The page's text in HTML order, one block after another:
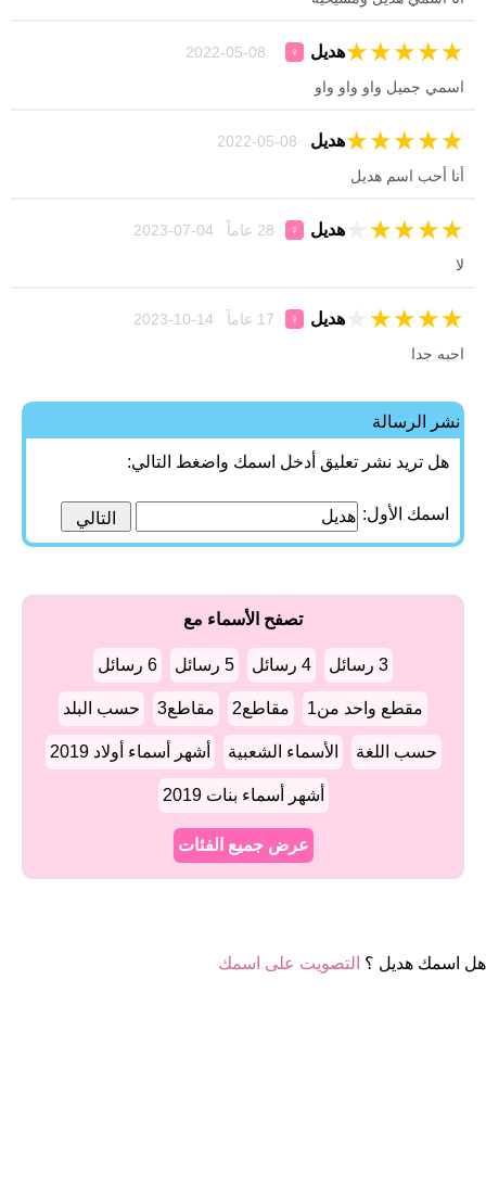
هديل ♀ ★
★
★
★
★
اسمي جميل واو واو واو
هديل ★
★
★
★
★
أنا أحب اسم هديل
هديل ♀ ★
★
★
★
لا
هديل ♀ ★
★
★
★
احبه جدا
نشر الرسالة
هل تريد نشر تعليق أدخل اسمك واضغط التالي:
اسمك الأول:
تصفح الأسماء مع
3 رسائل 4 رسائل 5 رسائل 6 رسائل
مقطع واحد من1 مقاطع2 مقاطع3 حسب البلد
حسب اللغة الأسماء الشعبية أشهر أسماء أولاد 2019
أشهر أسماء بنات 2019
عرض جميع الفئات
هل اسمك هديل ؟ التصويت على اسمك